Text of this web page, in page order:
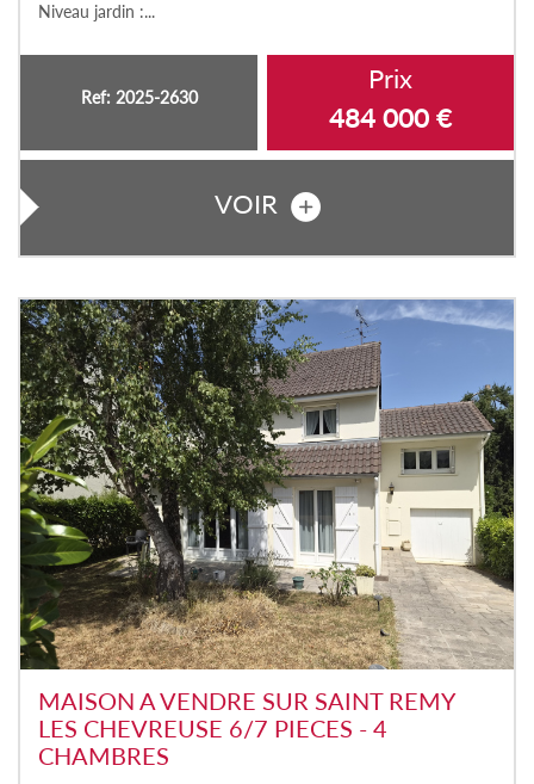
Niveau jardin :...
Ref: 2025-2630
Prix
484 000 €
VOIR
MAISON A VENDRE SUR SAINT REMY
LES CHEVREUSE 6/7 PIECES - 4
CHAMBRES